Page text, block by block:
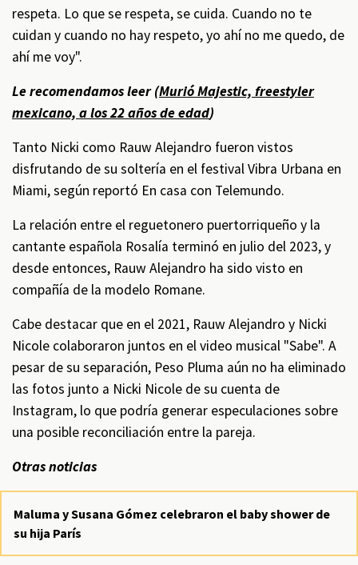
respeta. Lo que se respeta, se cuida. Cuando no te
cuidan y cuando no hay respeto, yo ahí no me quedo, de
ahí me voy".
Le recomendamos leer (Murió Majestic, freestyler
mexicano, a los 22 años de edad)
Tanto Nicki como Rauw Alejandro fueron vistos
disfrutando de su soltería en el festival Vibra Urbana en
Miami, según reportó En casa con Telemundo.
La relación entre el reguetonero puertorriqueño y la
cantante española Rosalía terminó en julio del 2023, y
desde entonces, Rauw Alejandro ha sido visto en
compañía de la modelo Romane.
Cabe destacar que en el 2021, Rauw Alejandro y Nicki
Nicole colaboraron juntos en el video musical "Sabe". A
pesar de su separación, Peso Pluma aún no ha eliminado
las fotos junto a Nicki Nicole de su cuenta de
Instagram, lo que podría generar especulaciones sobre
una posible reconciliación entre la pareja.
Otras noticias
Maluma y Susana Gómez celebraron el baby shower de
su hija París